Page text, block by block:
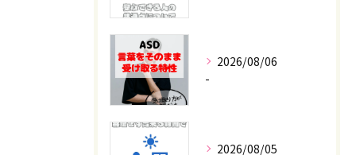
2026/08/06
-
2026/08/05